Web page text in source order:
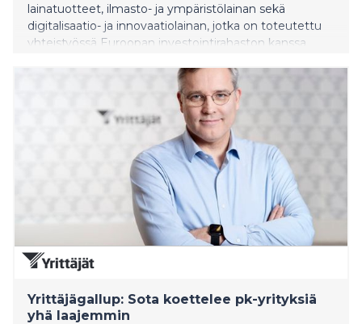
lainatuotteet, ilmasto- ja ympäristölainan sekä
digitalisaatio- ja innovaatiolainan, jotka on toteutettu
yhteistyössä Euroopan investointirahaston kanssa
Yrittäjägallup: Sota koettelee pk-yrityksiä
yhä laajemmin